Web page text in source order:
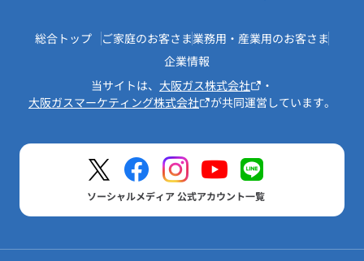
総合トップ ご家庭のお客さま業務用・産業用のお客さま
企業情報
当サイトは、 大阪ガス株式会社
・
大阪ガスマーケティング株式会社
が共同運営しています。
ソーシャルメディア 公式アカウント一覧